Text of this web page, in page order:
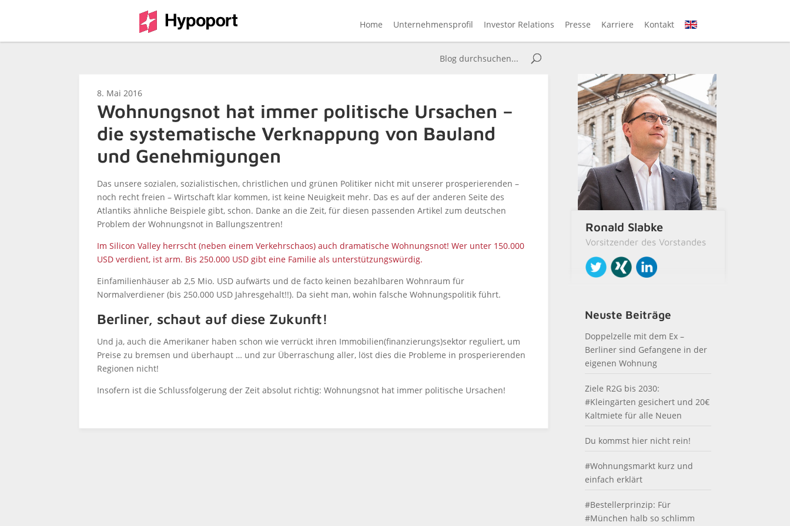
Home Unternehmensprofil Investor Relations Presse Karriere Kontakt EN
8. Mai 2016
Wohnungsnot hat immer politische Ursachen –
die systematische Verknappung von Bauland
und Genehmigungen
Das unsere sozialen, sozialistischen, christlichen und grünen Politiker nicht mit unserer prosperierenden –
noch recht freien – Wirtschaft klar kommen, ist keine Neuigkeit mehr. Das es auf der anderen Seite des
Atlantiks ähnliche Beispiele gibt, schon. Danke an die Zeit, für diesen passenden Artikel zum deutschen
Problem der Wohnungsnot in Ballungszentren!
Im Silicon Valley herrscht (neben einem Verkehrschaos) auch dramatische Wohnungsnot! Wer unter 150.000
USD verdient, ist arm. Bis 250.000 USD gibt eine Familie als unterstützungswürdig.
Einfamilienhäuser ab 2,5 Mio. USD aufwärts und de facto keinen bezahlbaren Wohnraum für
Normalverdiener (bis 250.000 USD Jahresgehalt!!). Da sieht man, wohin falsche Wohnungspolitik führt.
Berliner, schaut auf diese Zukunft!
Und ja, auch die Amerikaner haben schon wie verrückt ihren Immobilien(finanzierungs)sektor reguliert, um
Preise zu bremsen und überhaupt … und zur Überraschung aller, löst dies die Probleme in prosperierenden
Regionen nicht!
Insofern ist die Schlussfolgerung der Zeit absolut richtig: Wohnungsnot hat immer politische Ursachen!
Ronald Slabke
Vorsitzender des Vorstandes
Neuste Beiträge
Doppelzelle mit dem Ex –
Berliner sind Gefangene in der
eigenen Wohnung
Ziele R2G bis 2030:
#Kleingärten gesichert und 20€
Kaltmiete für alle Neuen
Du kommst hier nicht rein!
#Wohnungsmarkt kurz und
einfach erklärt
#Bestellerprinzip: Für
#München halb so schlimm